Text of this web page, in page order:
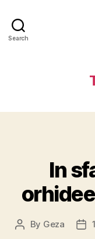
Search
In
Post
By Geza